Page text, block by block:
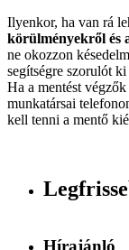
Ilyenkor, ha van rá
körülményekről és
ne okozzon
segítségre szorulót
Ha a mentést
munkatársai
kell tenni a mentő
Hírajánló